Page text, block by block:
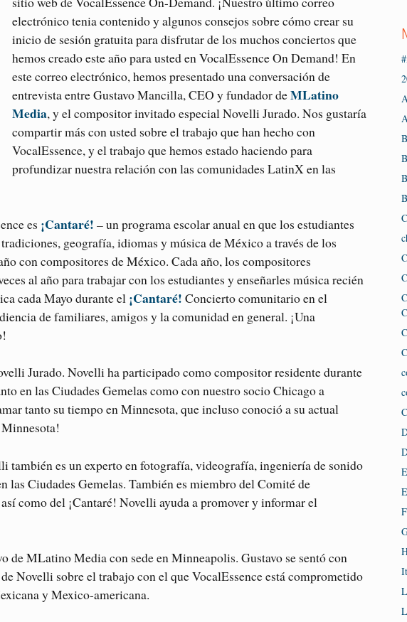
electrónico tenia contenido y algunos consejos sobre cómo crear su
inicio de sesión gratuita para disfrutar de los muchos conciertos que
hemos creado este año para usted en VocalEssence On Demand! En
este correo electrónico, hemos presentado una conversación de
entrevista entre Gustavo Mancilla, CEO y fundador deMLatino
Media, y el compositor invitado especial Novelli Jurado. Nos gustaría
compartir más con usted sobre el trabajo que han hecho con
VocalEssence, y el trabajo que hemos estado haciendo para
profundizar nuestra relación con las comunidades LatinX en las
es ¡Cantaré! – un programa escolar anual en que los estudiantes
geografía, idiomas y música de México a través de los
con compositores de México. Cada año, los compositores
al año para trabajar con los estudiantes y enseñarles música recién
cada Mayo durante el ¡Cantaré! Concierto comunitario en el
de familiares, amigos y la comunidad en general. ¡Una
Jurado. Novelli ha participado como compositor residente durante
en las Ciudades Gemelas como con nuestro socio Chicago a
tanto su tiempo en Minnesota, que incluso conoció a su actual
también es un experto en fotografía, videografía, ingeniería de sonido
las Ciudades Gemelas. También es miembro del Comité de
como del ¡Cantaré! Novelli ayuda a promover y informar el
MLatino Media con sede en Minneapolis. Gustavo se sentó con
Novelli sobre el trabajo con el que VocalEssence está comprometido
y Mexico-americana.